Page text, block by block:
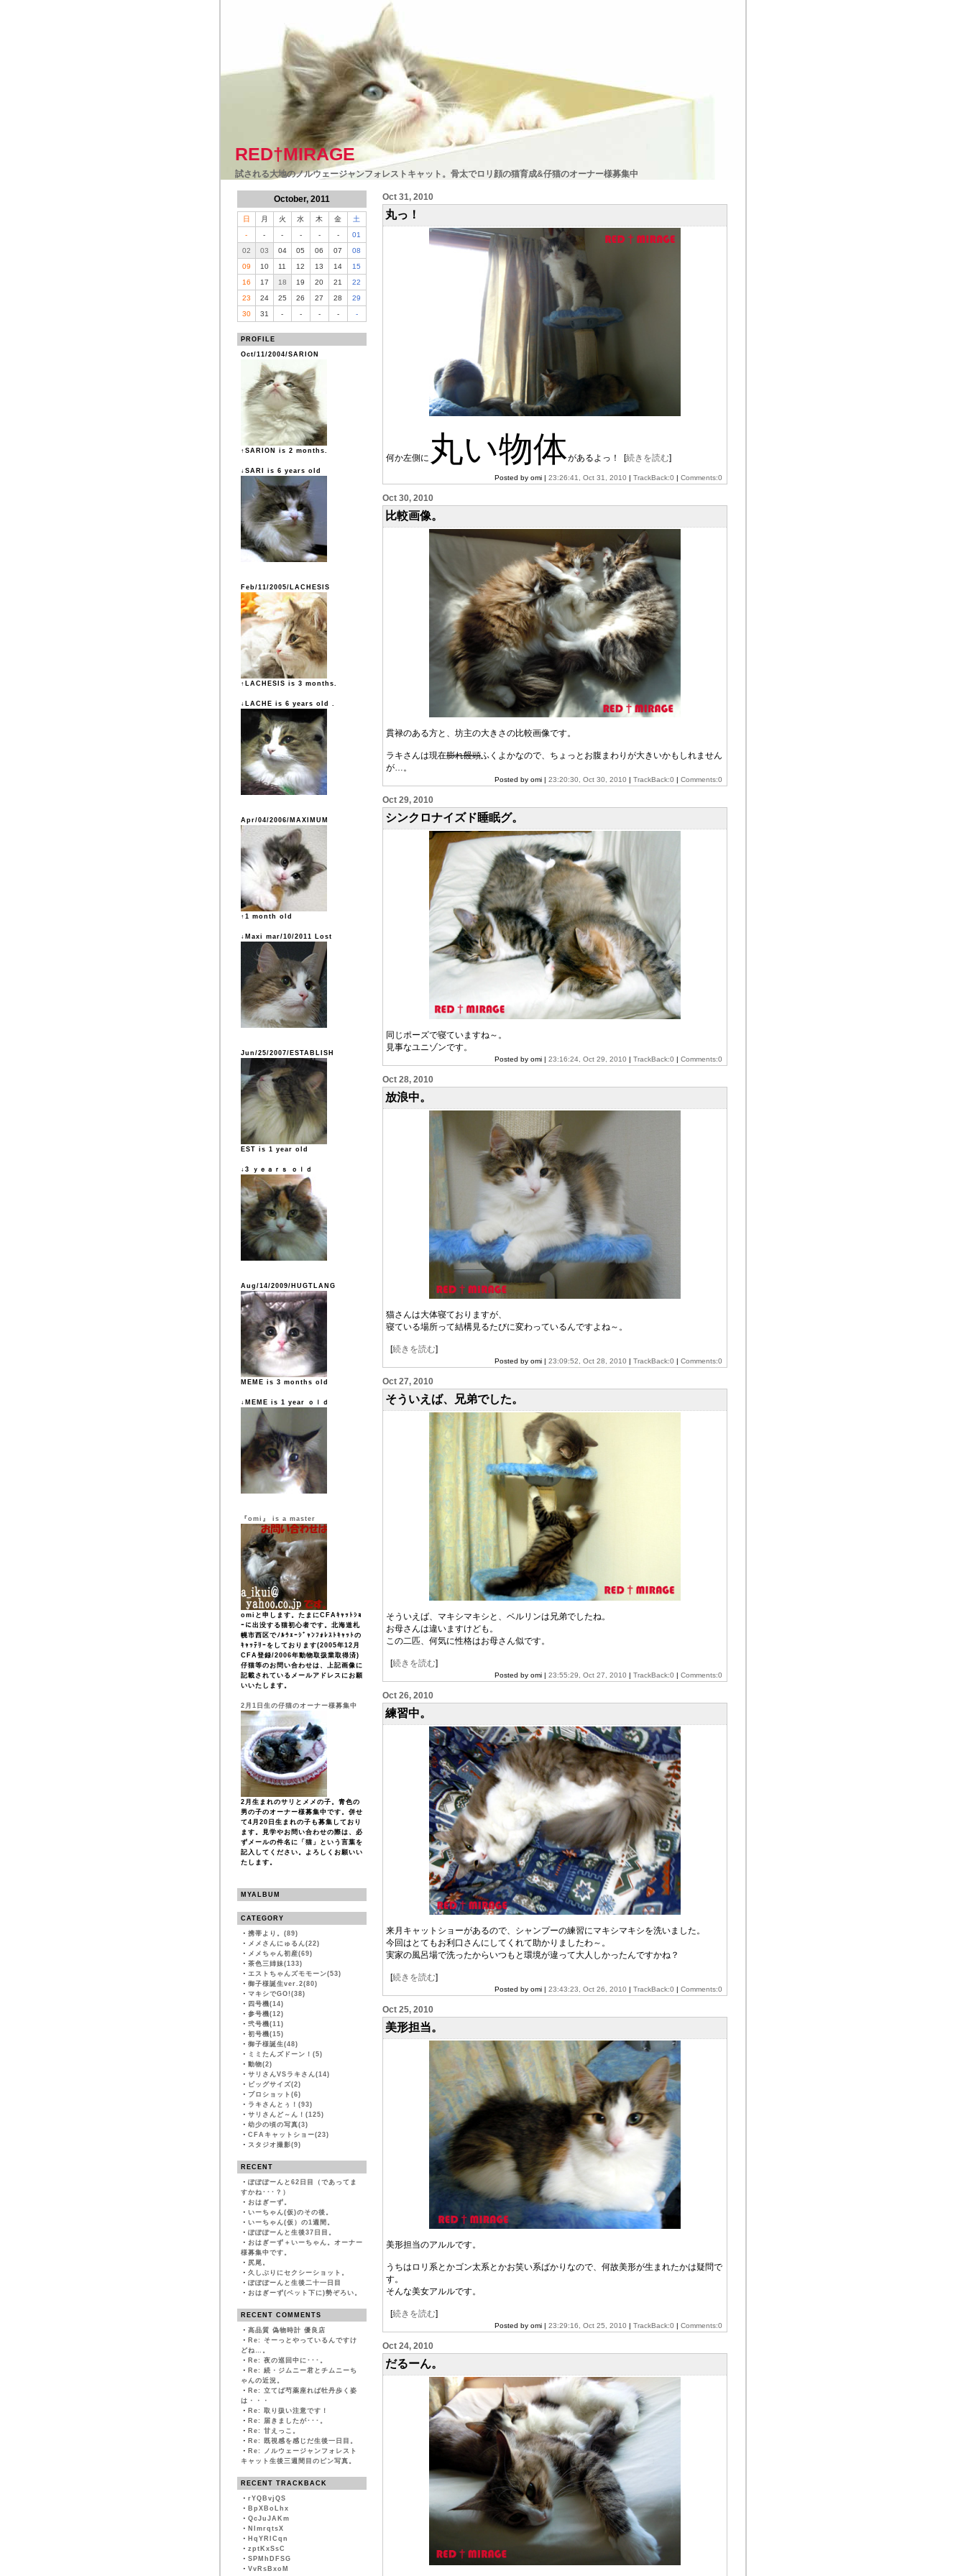
RED†MIRAGE
試される大地のノルウェージャンフォレストキャット。骨太でロリ顔の猫育成&仔猫のオーナー様募集中
October, 2011
日 月 火 水 木 金
土
-
- - - - -
01
02
03 04 05 06 07
08
09
10 11 12 13 14
15
16
17 18 19 20 21
22
23
24 25 26 27 28
29
30
31 - - - - -
PROFILE
Oct/11/2004/SARION
↑SARION is 2 months.
↓SARI is 6 years old
Feb/11/2005/LACHESIS
↑LACHESIS is 3 months.
↓LACHE is 6 years old .
Apr/04/2006/MAXIMUM
↑1 month old
↓Maxi mar/10/2011 Lost
Jun/25/2007/ESTABLISH
EST is 1 year old
↓3 ｙｅａｒｓ ｏｌｄ
Aug/14/2009/HUGTLANG
MEME is 3 months old
↓MEME is 1 year ｏｌｄ
『omi』 is a master
omiと申します。たまにCFAｷｬｯﾄｼｮ
ｰに出没する猫初心者です。北海道札
幌市西区でﾉﾙｳｪｰｼﾞｬﾝﾌｫﾚｽﾄｷｬｯﾄの
ｷｬｯﾃﾘｰをしております(2005年12月
CFA登録/2006年動物取扱業取得済)
仔猫等のお問い合わせは、上記画像に
記載されているメールアドレスにお願
いいたします。
2月1日生の仔猫のオーナー様募集中
2月生まれのサリとメメの子。青色の
男の子のオーナー様募集中です。併せ
て4月20日生まれの子も募集しており
ます。見学やお問い合わせの際は、必
ずメールの件名に「猫」という言葉を
記入してください。よろしくお願いい
たします。
MYALBUM
CATEGORY
・ 携帯より。(89)
・ メメさんにゅるん(22)
・ メメちゃん初産(69)
・ 茶色三姉妹(133)
・ エストちゃんズモモーン(53)
・ 御子様誕生ver.2(80)
・ マキシでGO!(38)
・ 四号機(14)
・ 参号機(12)
・ 弐号機(11)
・ 初号機(15)
・ 御子様誕生(48)
・ ミミたんズドーン！(5)
・ 動物(2)
・ サリさんVSラキさん(14)
・ ビッグサイズ(2)
・ プロショット(6)
・ ラキさんとぅ！(93)
・ サリさんど～ん！(125)
・ 幼少の頃の写真(3)
・ CFAキャットショー(23)
・ スタジオ撮影(9)
RECENT
・ ぽぽぽーんと62日目（であってま
すかね･･･？）
・ おはぎーず。
・ いーちゃん(仮)のその後。
・ いーちゃん(仮）の1週間。
・ ぽぽぽーんと生後37日目。
・ おはぎーず＋いーちゃん。オーナー
様募集中です。
・ 尻尾。
・ 久しぶりにセクシーショット。
・ ぽぽぽーんと生後二十一日目
・ おはぎーず(ベット下に)勢ぞろい。
RECENT COMMENTS
・ 高品質 偽物時計 優良店
・ Re: そーっとやっているんですけ
どね…。
・ Re: 夜の巡回中に･･･。
・ Re: 続・ジムニー君とチムニーち
ゃんの近況。
・ Re: 立てば芍薬座れば牡丹歩く姿
は・・・
・ Re: 取り扱い注意です！
・ Re: 届きましたが･･･。
・ Re: 甘えっこ。
・ Re: 既視感を感じだ生後一日目。
・ Re: ノルウェージャンフォレスト
キャット生後三週間目のピン写真。
RECENT TRACKBACK
・ rYQBvjQS
・ BpXBoLhx
・ QcJuJAKm
・ NImrqtsX
・ HqYRlCqn
・ zptKxSsC
・ SPMhDFSG
・ VvRsBxoM
Oct 31, 2010
丸っ！
何か左側に 丸い物体があるよっ！ [続きを読む]
Posted by omi | 23:26:41, Oct 31, 2010 | TrackBack:0 | Comments:0
Oct 30, 2010
比較画像。
貫禄のある方と、坊主の大きさの比較画像です。
ラキさんは現在膨れ饅頭ふくよかなので、ちょっとお腹まわりが大きいかもしれません
が…。
Posted by omi | 23:20:30, Oct 30, 2010 | TrackBack:0 | Comments:0
Oct 29, 2010
シンクロナイズド睡眠グ。
同じポーズで寝ていますね～。
見事なユニゾンです。
Posted by omi | 23:16:24, Oct 29, 2010 | TrackBack:0 | Comments:0
Oct 28, 2010
放浪中。
猫さんは大体寝ておりますが、
寝ている場所って結構見るたびに変わっているんですよね～。
[続きを読む]
Posted by omi | 23:09:52, Oct 28, 2010 | TrackBack:0 | Comments:0
Oct 27, 2010
そういえば、兄弟でした。
そういえば、マキシマキシと、ベルリンは兄弟でしたね。
お母さんは違いますけども。
この二匹、何気に性格はお母さん似です。
[続きを読む]
Posted by omi | 23:55:29, Oct 27, 2010 | TrackBack:0 | Comments:0
Oct 26, 2010
練習中。
来月キャットショーがあるので、シャンプーの練習にマキシマキシを洗いました。
今回はとてもお利口さんにしてくれて助かりましたわ～。
実家の風呂場で洗ったからいつもと環境が違って大人しかったんですかね？
[続きを読む]
Posted by omi | 23:43:23, Oct 26, 2010 | TrackBack:0 | Comments:0
Oct 25, 2010
美形担当。
美形担当のアルルです。
うちはロリ系とかゴン太系とかお笑い系ばかりなので、何故美形が生まれたかは疑問で
す。
そんな美女アルルです。
[続きを読む]
Posted by omi | 23:29:16, Oct 25, 2010 | TrackBack:0 | Comments:0
Oct 24, 2010
だるーん。